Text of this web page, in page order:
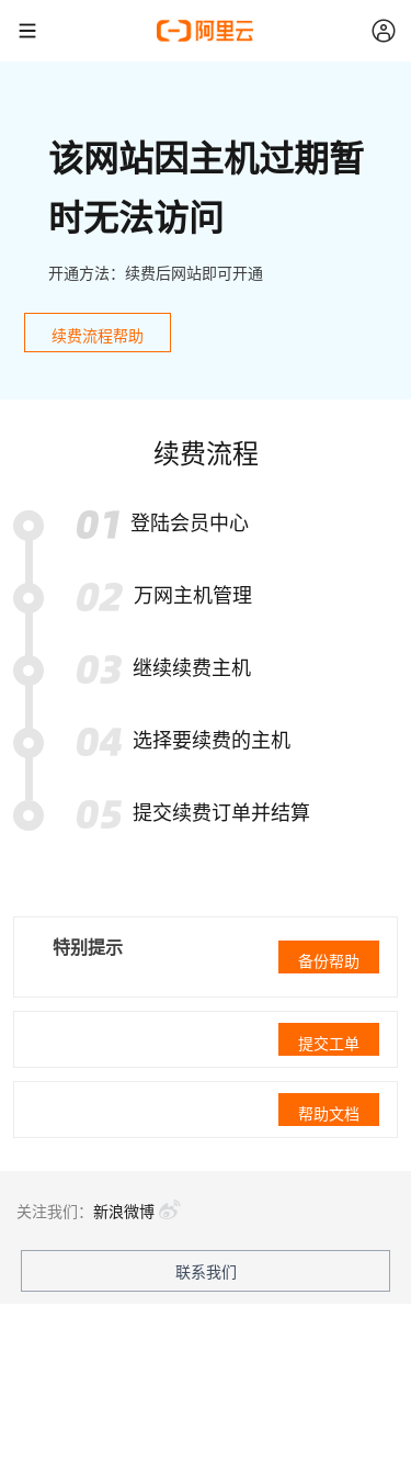
该网站因主机过期暂
时无法访问
开通方法：续费后网站即可开通
续费流程帮助
续费流程
登陆会员中心
万网主机管理
继续续费主机
选择要续费的主机
提交续费订单并结算
特别提示
备份帮助
提交工单
帮助文档